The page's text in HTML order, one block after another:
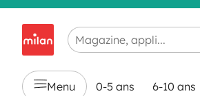
Chargement en cours...
Menu 0-5 ans 6-10 ans